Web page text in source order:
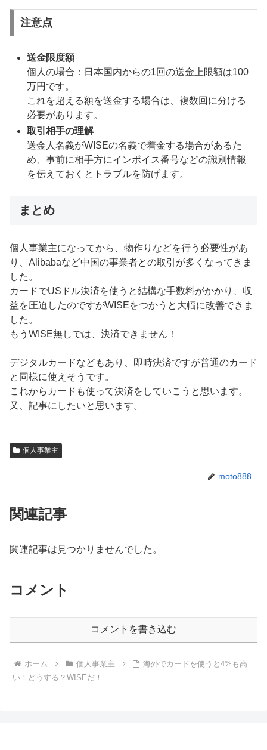
注意点
送金限度額
個人の場合：日本国内からの1回の送金上限額は100
万円です。
これを超える額を送金する場合は、複数回に分ける
必要があります。
取引相手の理解
送金人名義がWISEの名義で着金する場合があるた
め、事前に相手方にインボイス番号などの識別情報
を伝えておくとトラブルを防げます。
まとめ
個人事業主になってから、物作りなどを行う必要性があ
り、Alibabaなど中国の事業者との取引が多くなってきま
した。
カードでUSドル決済を使うと結構な手数料がかかり、収
益を圧迫したのですがWISEをつかうと大幅に改善できま
した。
もうWISE無しでは、決済できません！
デジタルカードなどもあり、即時決済ですが普通のカード
と同様に使えそうです。
これからカードも使って決済をしていこうと思います。
又、記事にしたいと思います。
個人事業主
moto888
関連記事
関連記事は見つかりませんでした。
コメント
コメントを書き込む
ホーム 個人事業主
海外でカードを使うと4%も高
い！どうする？WISEだ！